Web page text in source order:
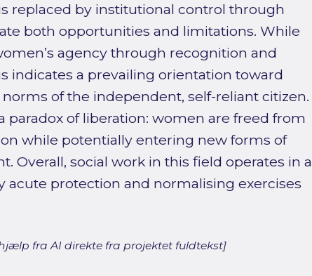
replaced by institutional control through
both opportunities and limitations. While
agency through recognition and
indicates a prevailing orientation toward
of the independent, self-reliant citizen.
paradox of liberation: women are freed from
while potentially entering new forms of
Overall, social work in this field operates in a
acute protection and normalising exercises
fra AI direkte fra projektet fuldtekst]